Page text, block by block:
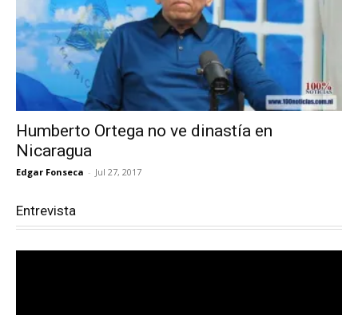
Humberto Ortega no ve dinastía en
Nicaragua
Edgar Fonseca - Jul 27, 2017
Entrevista